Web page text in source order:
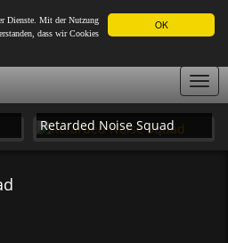
OK
Dienste. Mit der Nutzung
dass wir Cookies
Retarded Noise Squad